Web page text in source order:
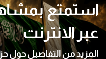
استمتع
عبر الانترنت
المزيد من التفاصيل حول